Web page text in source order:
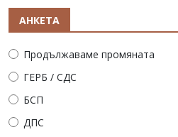
АНКЕТА
Продължаваме промяната
ГЕРБ / СДС
БСП
ДПС